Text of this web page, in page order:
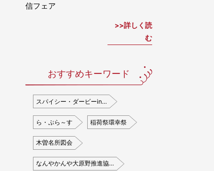
信フェア
詳しく読
む
おすすめキーワード
スパイシー・ダービーin…
ら・ぷら～す 稲荷祭環幸祭
木曽名所図会
なんやかんや大原野推進協…